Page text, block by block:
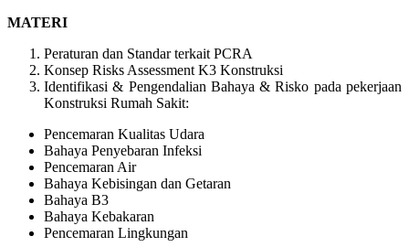
MATERI
Peraturan dan Standar terkait PCRA
Konsep Risks Assessment K3 Konstruksi
Identifikasi & Pengendalian Bahaya & Risko pada pekerjaan
Konstruksi Rumah Sakit:
Pencemaran Kualitas Udara
Bahaya Penyebaran Infeksi
Pencemaran Air
Bahaya Kebisingan dan Getaran
Bahaya B3
Bahaya Kebakaran
Pencemaran Lingkungan